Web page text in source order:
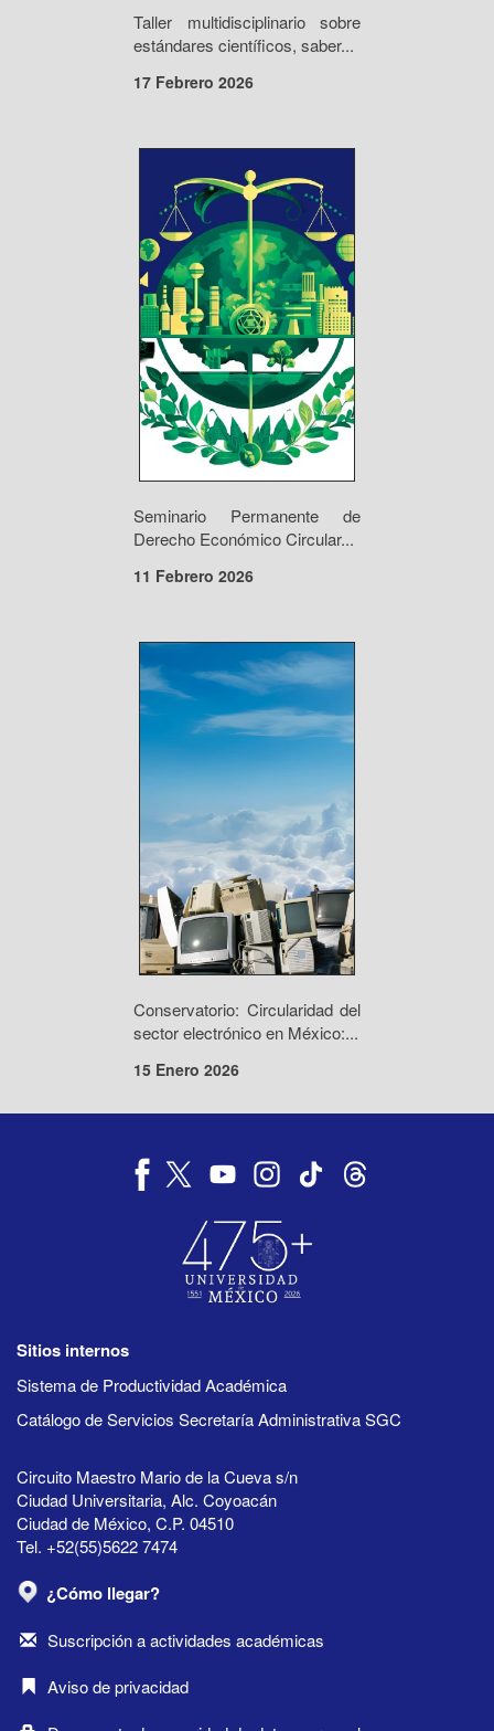
Taller multidisciplinario sobre
estándares científicos, saber...
17 Febrero 2026
Seminario Permanente de
Derecho Económico Circular...
11 Febrero 2026
Conservatorio: Circularidad del
sector electrónico en México:...
15 Enero 2026
Sitios internos
Sistema de Productividad Académica
Catálogo de Servicios Secretaría Administrativa SGC
Circuito Maestro Mario de la Cueva s/n
Ciudad Universitaria, Alc. Coyoacán
Ciudad de México, C.P. 04510
Tel. +52(55)5622 7474
¿Cómo llegar?
Suscripción a actividades académicas
Aviso de privacidad